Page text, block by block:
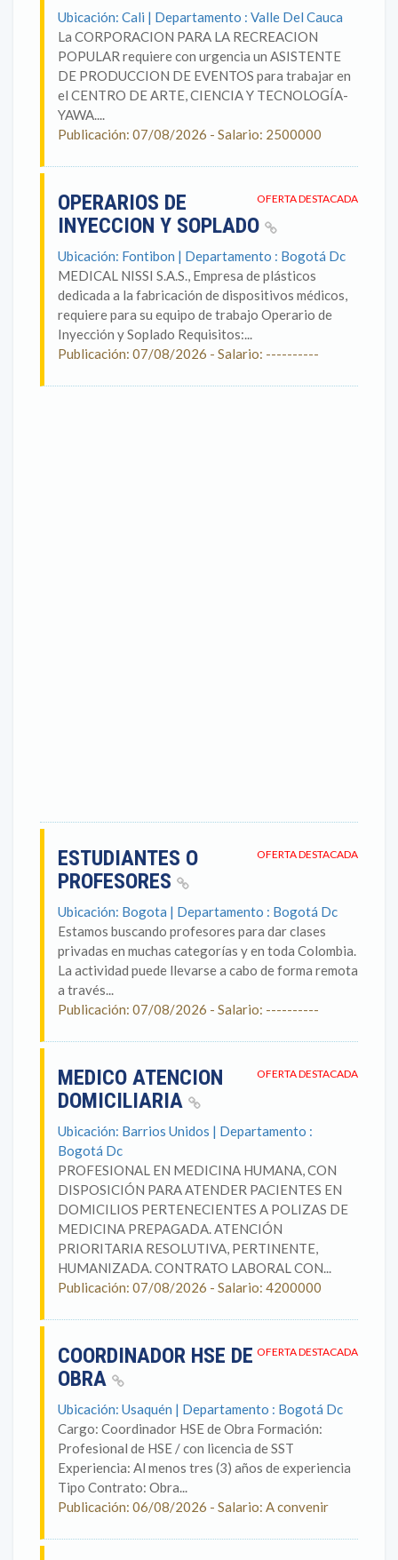
Ubicación: Cali | Departamento : Valle Del Cauca
La CORPORACION PARA LA RECREACION
POPULAR requiere con urgencia un ASISTENTE
DE PRODUCCION DE EVENTOS para trabajar en
el CENTRO DE ARTE, CIENCIA Y TECNOLOGÍA-
YAWA....
Publicación: 07/08/2026 - Salario: 2500000
OFERTA DESTACADA
OPERARIOS DE
INYECCION Y SOPLADO
Ubicación: Fontibon | Departamento : Bogotá Dc
MEDICAL NISSI S.A.S., Empresa de plásticos
dedicada a la fabricación de dispositivos médicos,
requiere para su equipo de trabajo Operario de
Inyección y Soplado Requisitos:...
Publicación: 07/08/2026 - Salario: ----------
OFERTA DESTACADA
ESTUDIANTES O
PROFESORES
Ubicación: Bogota | Departamento : Bogotá Dc
Estamos buscando profesores para dar clases
privadas en muchas categorías y en toda Colombia.
La actividad puede llevarse a cabo de forma remota
a través...
Publicación: 07/08/2026 - Salario: ----------
OFERTA DESTACADA
MEDICO ATENCION
DOMICILIARIA
Ubicación: Barrios Unidos | Departamento :
Bogotá Dc
PROFESIONAL EN MEDICINA HUMANA, CON
DISPOSICIÓN PARA ATENDER PACIENTES EN
DOMICILIOS PERTENECIENTES A POLIZAS DE
MEDICINA PREPAGADA. ATENCIÓN
PRIORITARIA RESOLUTIVA, PERTINENTE,
HUMANIZADA. CONTRATO LABORAL CON...
Publicación: 07/08/2026 - Salario: 4200000
OFERTA DESTACADA
COORDINADOR HSE DE
OBRA
Ubicación: Usaquén | Departamento : Bogotá Dc
Cargo: Coordinador HSE de Obra Formación:
Profesional de HSE / con licencia de SST
Experiencia: Al menos tres (3) años de experiencia
Tipo Contrato: Obra...
Publicación: 06/08/2026 - Salario: A convenir